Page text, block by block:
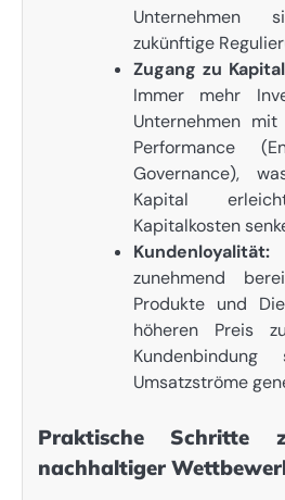
zukünftige
Zugang zu
Immer mehr
Unternehmen
Performance
Governance),
Kapital
Kapitalkosten
Kundenloyalität:
zunehmend
Produkte und
höheren Preis
Umsatzströme
Praktische Schritte
nachhaltiger